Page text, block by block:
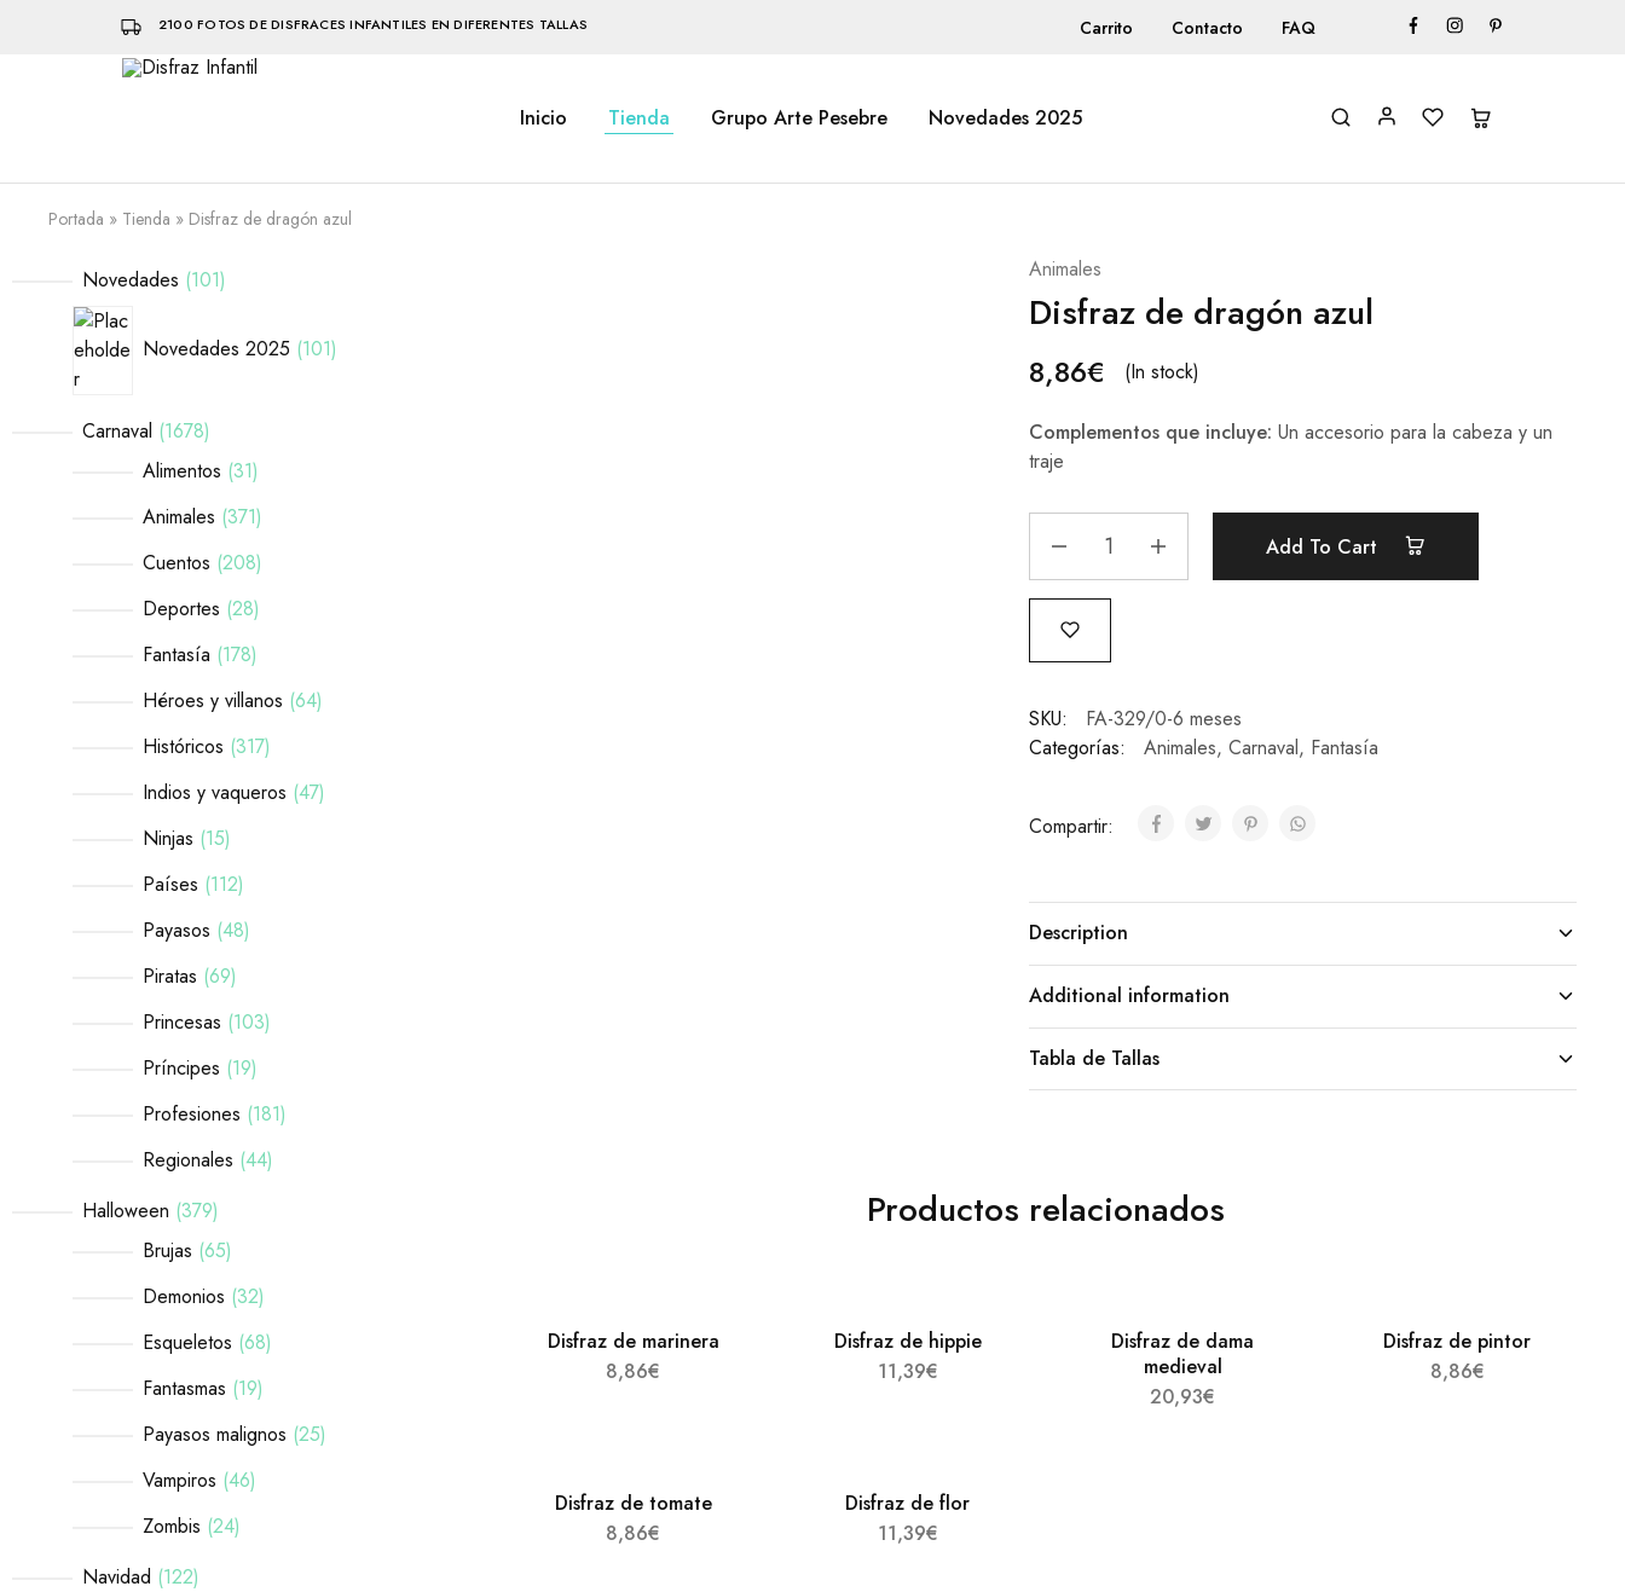
2100 FOTOS DE DISFRACES INFANTILES EN DIFERENTES TALLAS Carrito Contacto FAQ
hacen
la
Inicio Tienda Grupo Arte Pesebre Novedades 2025
Portada » Tienda » Disfraz de dragón azul
Animales
Disfraz de dragón azul
8,86€ (In stock)
Complementos que incluye: Un accesorio para la cabeza y un
traje
Add To Cart
SKU:
FA-329/0-6 meses
Categorías:
Animales, Carnaval, Fantasía
Compartir:
Description
Additional information
Tabla de Tallas
Productos relacionados
Disfraz de marinera
8,86€
Disfraz de hippie
11,39€
Disfraz de dama
medieval
20,93€
Disfraz de pintor
8,86€
Disfraz de tomate
8,86€
Disfraz de flor
11,39€
Novedades 101
Novedades 2025 101
Carnaval 1678
Alimentos 31
Animales 371
Cuentos 208
Deportes 28
Fantasía 178
Héroes y villanos 64
Históricos 317
Indios y vaqueros 47
Ninjas 15
Países 112
Payasos 48
Piratas 69
Princesas 103
Príncipes 19
Profesiones 181
Regionales 44
Halloween 379
Brujas 65
Demonios 32
Esqueletos 68
Fantasmas 19
Payasos malignos 25
Vampiros 46
Zombis 24
Navidad 122